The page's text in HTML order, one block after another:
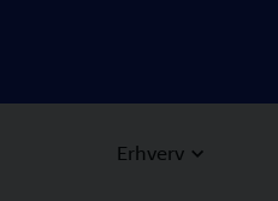
Erhverv